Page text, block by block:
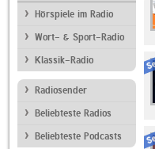
Hörspiele im Radio
Wort- & Sport-Radio
Klassik-Radio
Radiosender
Beliebteste Radios
Beliebteste Podcasts